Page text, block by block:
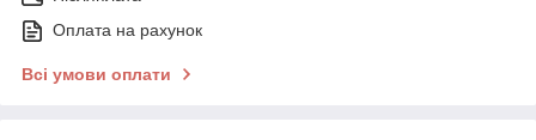
Оплата на рахунок
Всі умови оплати